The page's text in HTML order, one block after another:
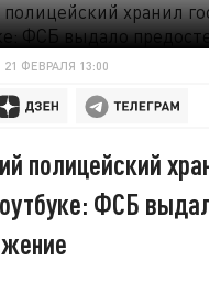
21 ФЕВРАЛЯ 13:00
полицейский
ФСБ